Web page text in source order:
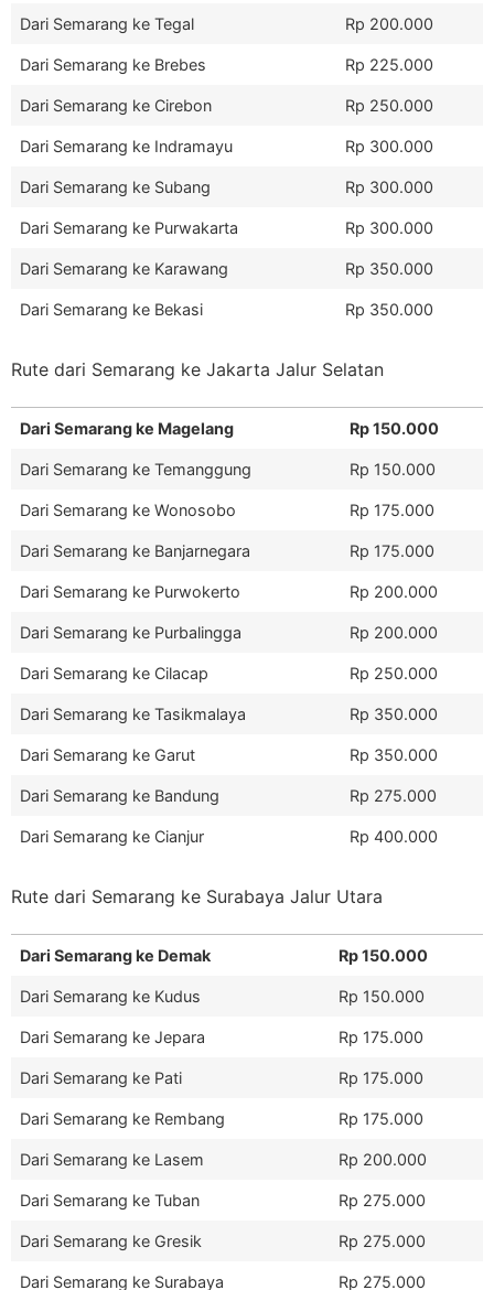
Dari Semarang ke Tegal Rp 200.000
Dari Semarang ke Brebes Rp 225.000
Dari Semarang ke Cirebon Rp 250.000
Dari Semarang ke Indramayu Rp 300.000
Dari Semarang ke Subang Rp 300.000
Dari Semarang ke Purwakarta Rp 300.000
Dari Semarang ke Karawang Rp 350.000
Dari Semarang ke Bekasi Rp 350.000
Rute dari Semarang ke Jakarta Jalur Selatan
Dari Semarang ke Magelang Rp 150.000
Dari Semarang ke Temanggung Rp 150.000
Dari Semarang ke Wonosobo Rp 175.000
Dari Semarang ke Banjarnegara Rp 175.000
Dari Semarang ke Purwokerto Rp 200.000
Dari Semarang ke Purbalingga Rp 200.000
Dari Semarang ke Cilacap Rp 250.000
Dari Semarang ke Tasikmalaya Rp 350.000
Dari Semarang ke Garut Rp 350.000
Dari Semarang ke Bandung Rp 275.000
Dari Semarang ke Cianjur Rp 400.000
Rute dari Semarang ke Surabaya Jalur Utara
Dari Semarang ke Demak Rp 150.000
Dari Semarang ke Kudus Rp 150.000
Dari Semarang ke Jepara Rp 175.000
Dari Semarang ke Pati Rp 175.000
Dari Semarang ke Rembang Rp 175.000
Dari Semarang ke Lasem Rp 200.000
Dari Semarang ke Tuban Rp 275.000
Dari Semarang ke Gresik Rp 275.000
Dari Semarang ke Surabaya Rp 275.000